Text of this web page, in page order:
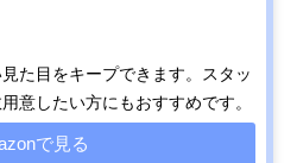
た目をキープできます。スタッ
意したい方にもおすすめです。
で見る